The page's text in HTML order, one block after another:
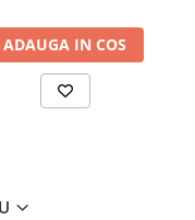
ADAUGA IN COS